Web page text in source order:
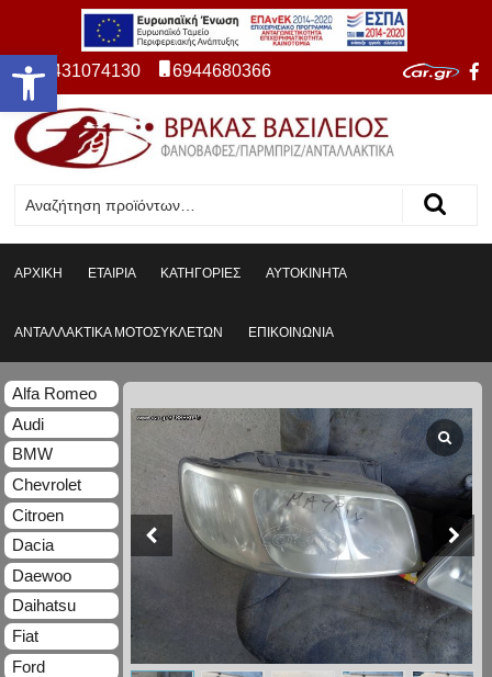
Ανοίξτε τη γραμμή εργαλείων 2431074130 6944680366
ΑΡΧΙΚΗ ΕΤΑΙΡΙΑ ΚΑΤΗΓΟΡΙΕΣ ΑΥΤΟΚΙΝΗΤΑ
ΑΝΤΑΛΛΑΚΤΙΚΑ ΜΟΤΟΣΥΚΛΕΤΩΝ ΕΠΙΚΟΙΝΩΝΙΑ
Alfa Romeo
Audi
BMW
Chevrolet
Citroen
Dacia
Daewoo
Daihatsu
Fiat
Ford